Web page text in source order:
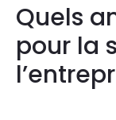
Quels
pour la